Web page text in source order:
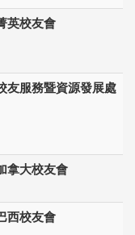
英校友會
友服務暨資源發展處
拿大校友會
西校友會